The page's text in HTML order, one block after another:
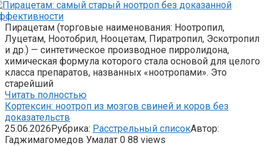
Пирацетам (торговые наименования: Ноотропил,
Луцетам, Ноотобрил, Нооцетам, Пиратропил, Эскотропил
и др.) — синтетическое производное пирролидона,
химическая формула которого стала основой для целого
класса препаратов, названных «ноотропами». Это
старейший
Читать полностью
Кортексин: ноотроп из мозгов свиней и коров без
доказательств
25.06.2026Рубрика: Расстрельный списокАвтор:
Гаджимагомедов Умалат 0 88 views